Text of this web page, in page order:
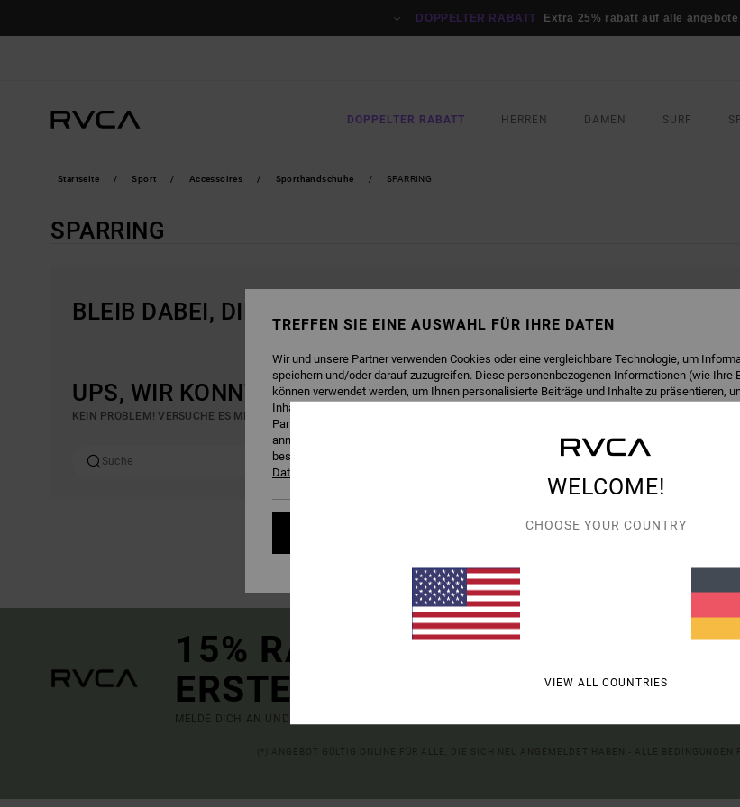
DOPPELTER RABATT Extra 25% rabatt auf alle angebote
DOPPELTER RABATT HERREN DAMEN SURF
Startseite Sport Accessoires Sporthandschuhe SPARRING
SPARRING
BLEIB DABEI, DIE PRODUKTE SIND BALD WIEDER DA
UPS, WIR KONNTEN KEINE ERGEBNISSE FÜR DEINE SUCHE
KEIN PROBLEM! VERSUCHE ES MIT ANDEREN BEGRIFFEN ODER STÖBERE IN UNSEREN KATEGORIEN, UM ZU FINDEN, WAS DU
15% RABATT AUF DEINE
ERSTE BESTELLUNG ONLINE*
MELDE DICH AN UND ERFAHRE ZUERST, WANN ES NEUE RVCA PRODUKTE UND STORIES GIBT.
WELCOME!
CHOOSE YOUR COUNTRY
VIEW ALL COUNTRIES
TREFFEN SIE EINE AUSWAHL FÜR IHRE DATEN
Wir und unsere Partner verwenden Cookies oder eine vergleichbare Technologie, um
speichern und/oder darauf zuzugreifen. Diese personenbezogenen Informationen (wie Ihre
können verwendet werden, um Ihnen personalisierte Beiträge und Inhalte zu präsentieren,
Inhalten zu messen, um Werbung zu personalisieren, und um mehr über ihr Publikum zu
Partner zu entwickeln und zu verbessern. Sie können Ihre Wahl so einstellen, dass Sie
annehmen oder ablehnen oder sich dagegen aussprechen, wenn Sie den betreffenden
bestimmte Cookies zur Messung der Besucherzahlen). Weitere Informationen finden Sie in
Datenschutzrichtlinie